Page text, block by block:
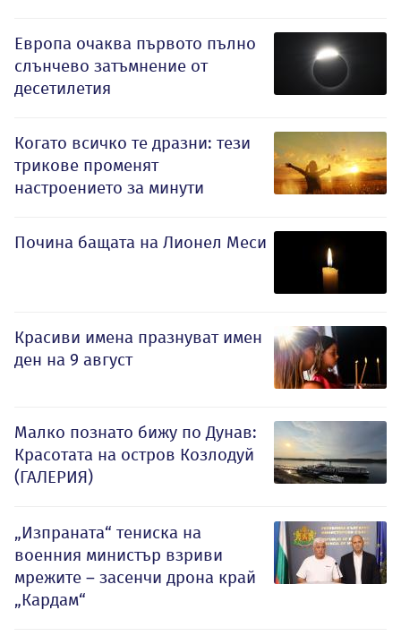
Европа очаква първото пълно
слънчево затъмнение от
десетилетия
Когато всичко те дразни: тези
трикове променят
настроението за минути
Почина бащата на Лионел Меси
Красиви имена празнуват имен
ден на 9 август
Малко познато бижу по Дунав:
Красотата на остров Козлодуй
(ГАЛЕРИЯ)
„Изпраната“ тениска на
военния министър взриви
мрежите – засенчи дрона край
„Кардам“